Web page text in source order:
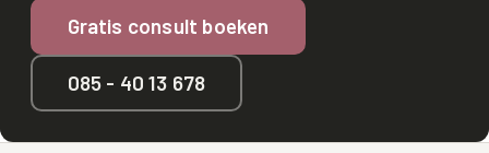
Gratis consult boeken
085 - 40 13 678